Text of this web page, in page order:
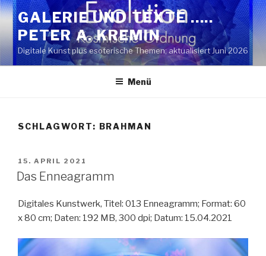
Zum
Inhalt
springen
GALERIE UND TEXTE …..
PETER A. KREMIN
Digitale Kunst plus esoterische Themen; aktualisiert Juni 2026
Menü
SCHLAGWORT: BRAHMAN
VERÖFFENTLICHT
AM
15. APRIL 2021
Das Enneagramm
Digitales Kunstwerk, Titel: 013 Enneagramm; Format: 60
x 80 cm; Daten: 192 MB, 300 dpi; Datum: 15.04.2021